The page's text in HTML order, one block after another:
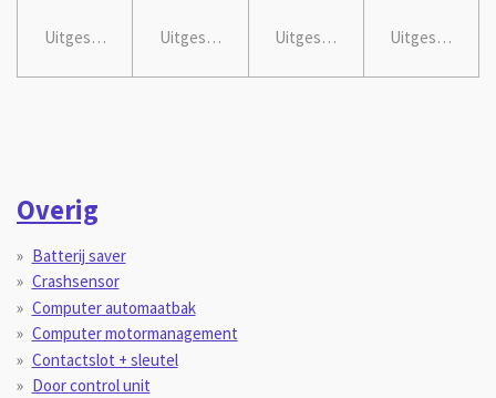
Uitgeschakeld Uitgeschakeld Uitgeschakeld Uitgeschakeld
Overig
Batterij saver
Crashsensor
Computer automaatbak
Computer motormanagement
Contactslot + sleutel
Door control unit